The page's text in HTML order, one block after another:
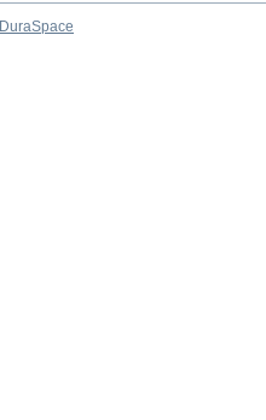
DuraSpace